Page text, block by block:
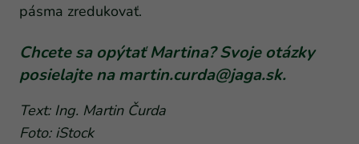
pásma zredukovať.
Chcete sa opýtať Martina? Svoje otázky
posielajte namartin.curda@jaga.sk.
Text: Ing. Martin Čurda
Foto: iStock